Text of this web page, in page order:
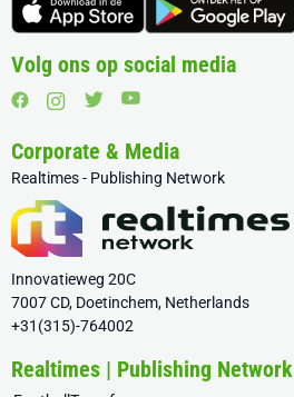
Volg ons op social media
Corporate & Media
Realtimes - Publishing Network
Innovatieweg 20C
7007 CD, Doetinchem, Netherlands
+31(315)-764002
Realtimes | Publishing Network